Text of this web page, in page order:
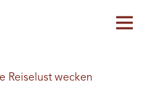
Reiselust wecken